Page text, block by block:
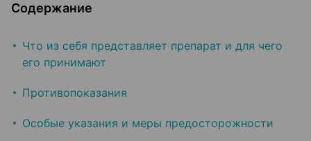
Содержание
Что из себя представляет препарат и для чего
его принимают
Противопоказания
Особые указания и меры предосторожности